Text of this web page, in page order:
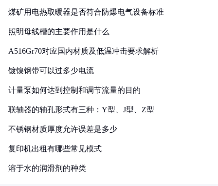
煤矿用电热取暖器是否符合防爆电气设备标准
照明母线槽的主要作用是什么
A516Gr70对应国内材质及低温冲击要求解析
镀镍钢带可以过多少电流
计量泵如何达到控制和调节流量的目的
联轴器的轴孔形式有三种：Y型、J型、Z型
不锈钢材质厚度允许误差是多少
复印机出租有哪些常见模式
溶于水的润滑剂的种类